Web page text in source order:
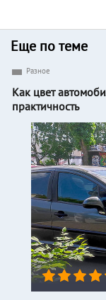
Еще по теме
Разное
Как цвет
практичность